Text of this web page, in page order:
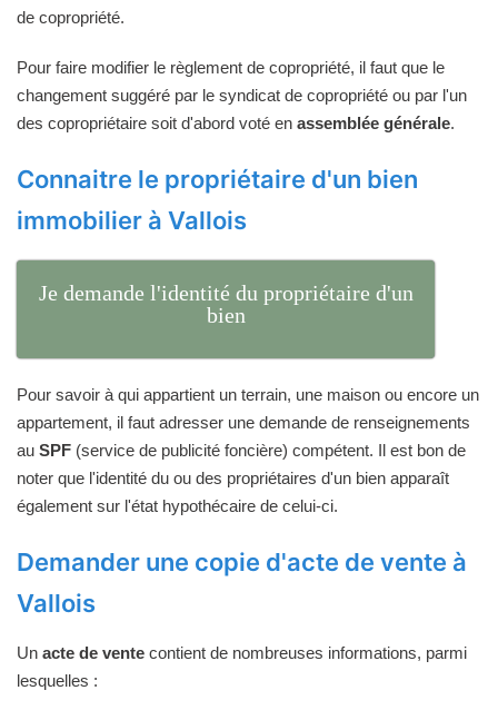
de copropriété.
Pour faire modifier le règlement de copropriété, il faut que le
changement suggéré par le syndicat de copropriété ou par l'un
des copropriétaire soit d'abord voté en assemblée générale.
Connaitre le propriétaire d'un bien
immobilier à Vallois
Je demande l'identité du propriétaire d'un
bien
Pour savoir à qui appartient un terrain, une maison ou encore un
appartement, il faut adresser une demande de renseignements
au SPF (service de publicité foncière) compétent. Il est bon de
noter que l'identité du ou des propriétaires d'un bien apparaît
également sur l'état hypothécaire de celui-ci.
Demander une copie d'acte de vente à
Vallois
Un acte de vente contient de nombreuses informations, parmi
lesquelles :